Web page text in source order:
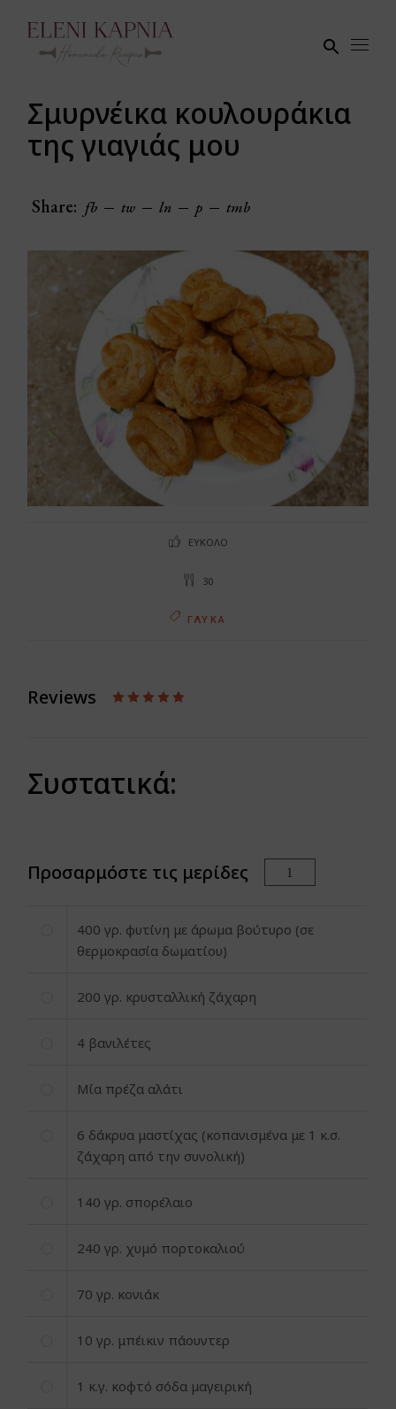
Σμυρνέικα κουλουράκια
της γιαγιάς μου
Share: fb tw ln p tmb
ΕΎΚΟΛΟ
30
ΓΛΥΚΆ
Reviews
Συστατικά:
Προσαρμόστε τις μερίδες
400 γρ. φυτίνη με άρωμα βούτυρο (σε
θερμοκρασία δωματίου)
200 γρ. κρυσταλλική ζάχαρη
4 βανιλέτες
Μία πρέζα αλάτι
6 δάκρυα μαστίχας (κοπανισμένα με 1 κ.σ.
ζάχαρη από την συνολική)
140 γρ. σπορέλαιο
240 γρ. χυμό πορτοκαλιού
70 γρ. κονιάκ
10 γρ. μπέικιν πάουντερ
1 κ.γ. κοφτό σόδα μαγειρική